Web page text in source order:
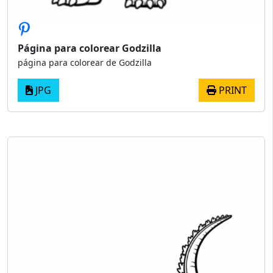
Página para colorear Godzilla
página para colorear de Godzilla
JPG PRINT